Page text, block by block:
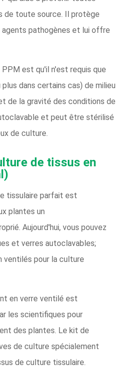
de toute source. Il protège
pathogènes et lui offre
est qu'il n'est requis que
dans certains cas) de milieu
de la gravité des conditions de
et peut être stérilisé
de culture.
de tissus en
tissulaire parfait est
plantes un
Aujourd'hui, vous pouvez
et verres autoclavables;
pour la culture
en verre ventilé est
les scientifiques pour
des plantes. Le kit de
de culture spécialement
de culture tissulaire.